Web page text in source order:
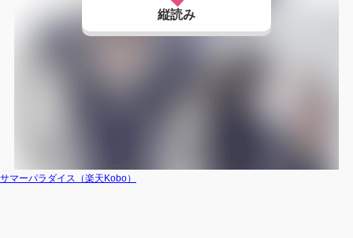
縦読み
サマーパラダイス（楽天Kobo）